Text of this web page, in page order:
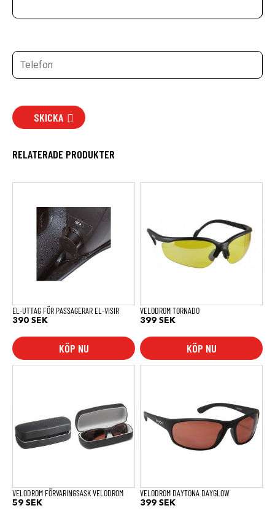
SKICKA
RELATERADE PRODUKTER
EL-UTTAG FÖR PASSAGERAR EL-VISIR
390 SEK
KÖP NU
VELODROM TORNADO
399 SEK
KÖP NU
VELODROM FÖRVARINGSASK VELODROM
59 SEK
VELODROM DAYTONA DAYGLOW
399 SEK